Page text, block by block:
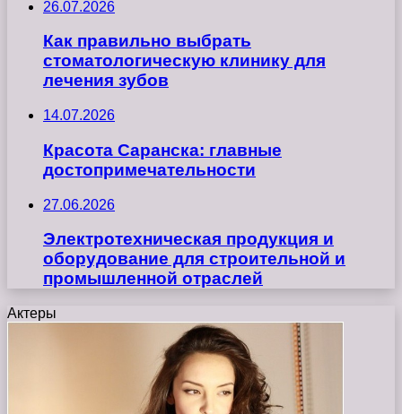
26.07.2026
Как правильно выбрать
стоматологическую клинику для
лечения зубов
14.07.2026
Красота Саранска: главные
достопримечательности
27.06.2026
Электротехническая продукция и
оборудование для строительной и
промышленной отраслей
Актеры